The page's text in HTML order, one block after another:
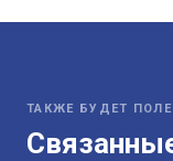
ТАКЖЕ БУДЕТ